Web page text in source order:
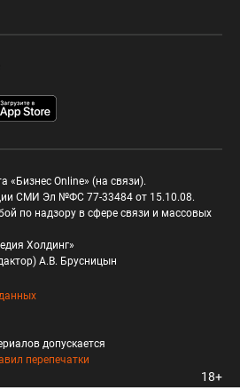
«Бизнес Online» (на связи).
СМИ Эл №ФС 77-33484 от 15.10.08.
по надзору в сфере связи и массовых
Холдинг»
А.В. Брусницын
допускается
перепечатки
18+